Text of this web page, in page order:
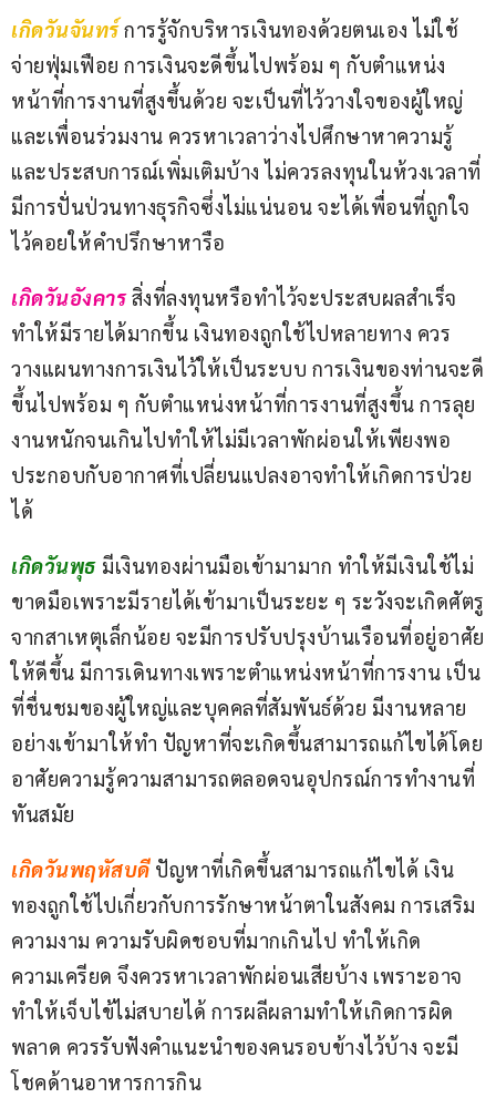
เกิดวันจันทร์ การรู้จักบริหารเงินทองด้วยตนเอง ไม่ใช้
จ่ายฟุ่มเฟือย การเงินจะดีขึ้นไปพร้อม ๆ กับตำแหน่ง
หน้าที่การงานที่สูงขึ้นด้วย จะเป็นที่ไว้วางใจของผู้ใหญ่
และเพื่อนร่วมงาน ควรหาเวลาว่างไปศึกษาหาความรู้
และประสบการณ์เพิ่มเติมบ้าง ไม่ควรลงทุนในห้วงเวลาที่
มีการปั่นป่วนทางธุรกิจซึ่งไม่แน่นอน จะได้เพื่อนที่ถูกใจ
ไว้คอยให้คำปรึกษาหารือ
เกิดวันอังคาร สิ่งที่ลงทุนหรือทำไว้จะประสบผลสำเร็จ
ทำให้มีรายได้มากขึ้น เงินทองถูกใช้ไปหลายทาง ควร
วางแผนทางการเงินไว้ให้เป็นระบบ การเงินของท่านจะดี
ขึ้นไปพร้อม ๆ กับตำแหน่งหน้าที่การงานที่สูงขึ้น การลุย
งานหนักจนเกินไปทำให้ไม่มีเวลาพักผ่อนให้เพียงพอ
ประกอบกับอากาศที่เปลี่ยนแปลงอาจทำให้เกิดการป่วย
ได้
เกิดวันพุธ มีเงินทองผ่านมือเข้ามามาก ทำให้มีเงินใช้ไม่
ขาดมือเพราะมีรายได้เข้ามาเป็นระยะ ๆ ระวังจะเกิดศัตรู
จากสาเหตุเล็กน้อย จะมีการปรับปรุงบ้านเรือนที่อยู่อาศัย
ให้ดีขึ้น มีการเดินทางเพราะตำแหน่งหน้าที่การงาน เป็น
ที่ชื่นชมของผู้ใหญ่และบุคคลที่สัมพันธ์ด้วย มีงานหลาย
อย่างเข้ามาให้ทำ ปัญหาที่จะเกิดขึ้นสามารถแก้ไขได้โดย
อาศัยความรู้ความสามารถตลอดจนอุปกรณ์การทำงานที่
ทันสมัย
เกิดวันพฤหัสบดี ปัญหาที่เกิดขึ้นสามารถแก้ไขได้ เงิน
ทองถูกใช้ไปเกี่ยวกับการรักษาหน้าตาในสังคม การเสริม
ความงาม ความรับผิดชอบที่มากเกินไป ทำให้เกิด
ความเครียด จึงควรหาเวลาพักผ่อนเสียบ้าง เพราะอาจ
ทำให้เจ็บไข้ไม่สบายได้ การผลีผลามทำให้เกิดการผิด
พลาด ควรรับฟังคำแนะนำของคนรอบข้างไว้บ้าง จะมี
โชคด้านอาหารการกิน